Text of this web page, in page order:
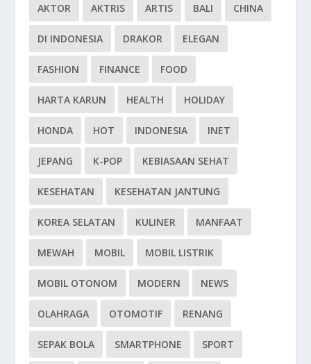
AKTOR AKTRIS ARTIS BALI CHINA
DI INDONESIA DRAKOR ELEGAN
FASHION FINANCE FOOD
HARTA KARUN HEALTH HOLIDAY
HONDA HOT INDONESIA INET
JEPANG K-POP KEBIASAAN SEHAT
KESEHATAN KESEHATAN JANTUNG
KOREA SELATAN KULINER MANFAAT
MEWAH MOBIL MOBIL LISTRIK
MOBIL OTONOM MODERN NEWS
OLAHRAGA OTOMOTIF RENANG
SEPAK BOLA SMARTPHONE SPORT